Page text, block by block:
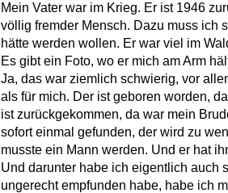
Mein Vater war im Krieg. Er ist 1946
völlig fremder Mensch. Dazu muss ich
hätte werden wollen. Er war viel im
Es gibt ein Foto, wo er mich am Arm
Ja, das war ziemlich schwierig, vor
als für mich. Der ist geboren worden,
ist zurückgekommen, da war mein
sofort einmal gefunden, der wird zu
musste ein Mann werden. Und er hat
Und darunter habe ich eigentlich auch
ungerecht empfunden habe, habe ich